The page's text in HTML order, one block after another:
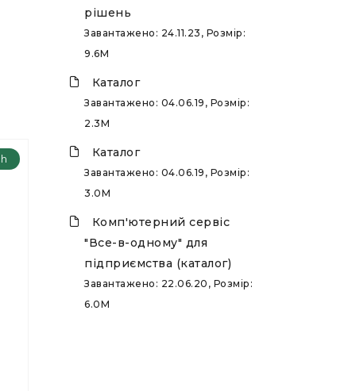
рішень
Завантажено: 24.11.23, Розмір:
9.6M
Каталог
Завантажено: 04.06.19, Розмір:
2.3M
Каталог
Завантажено: 04.06.19, Розмір:
3.0M
Комп'ютерний сервіс
"Все-в-одному" для
підприємства (каталог)
Завантажено: 22.06.20, Розмір:
6.0M